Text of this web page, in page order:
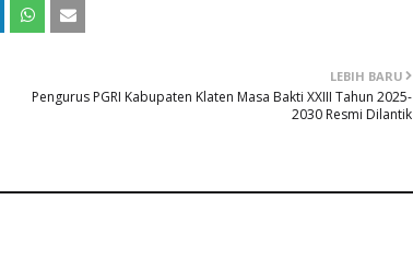
LEBIH BARU
Pengurus PGRI Kabupaten Klaten Masa Bakti XXIII Tahun 2025-
2030 Resmi Dilantik